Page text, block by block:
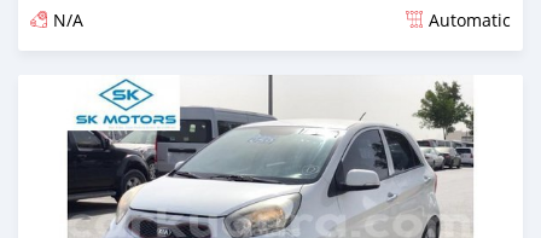
N/A Automatic